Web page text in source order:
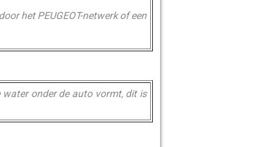
het PEUGEOT-netwerk of een
water onder de auto vormt, dit is